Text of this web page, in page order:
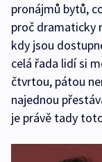
pronájmů bytů,
proč dramaticky
kdy jsou
celá řada lidí si
čtvrtou, pátou
najednou
je právě tady